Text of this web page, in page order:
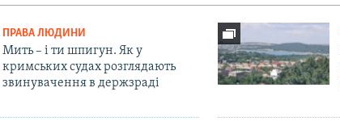
ПРАВА ЛЮДИНИ
Мить – і ти шпигун. Як у
кримських судах розглядають
звинувачення в держзраді